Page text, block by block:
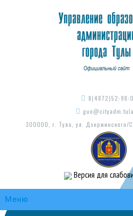
8(4872)52-98-
300000, г. Тула, ул. Дзержинского/
Версия для
Меню